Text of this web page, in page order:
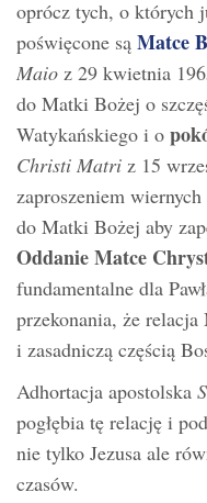
oprócz tych, o których
poświęcone są Matce
Maio z 29 kwietnia
do Matki Bożej o
Watykańskiego i o
Christi Matri z 15
zaproszeniem
do Matki Bożej aby
Oddanie Matce
fundamentalne dla
przekonania, że
i zasadniczą częścią
Adhortacja apostolska
pogłębia tę relację i
nie tylko Jezusa ale
czasów.